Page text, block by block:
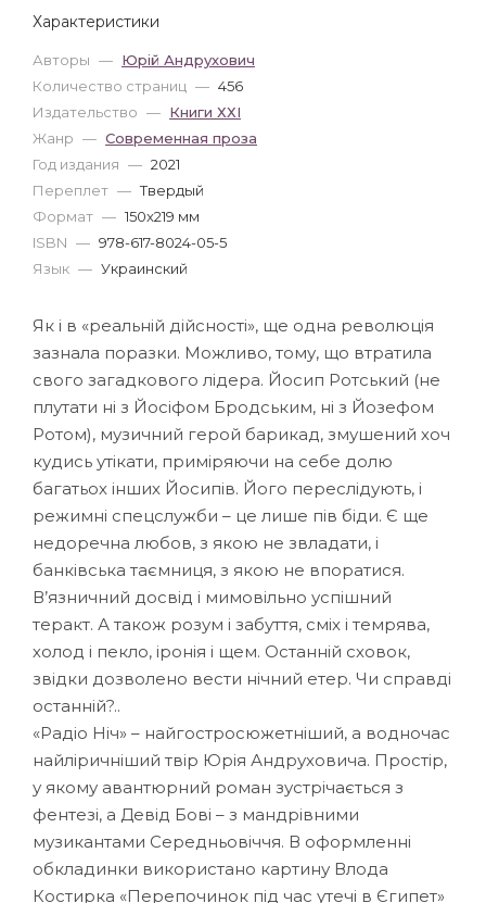
Характеристики
Авторы — Юрій Андрухович
Количество страниц — 456
Издательство — Книги ХХІ
Жанр — Современная проза
Год издания — 2021
Переплет — Твердый
Формат — 150x219 мм
ISBN — 978-617-8024-05-5
Язык — Украинский
Як і в «реальній дійсності», ще одна революція
зазнала поразки. Можливо, тому, що втратила
свого загадкового лідера. Йосип Ротський (не
плутати ні з Йосіфом Бродським, ні з Йозефом
Ротом), музичний герой барикад, змушений хоч
кудись утікати, приміряючи на себе долю
багатьох інших Йосипів. Його переслідують, і
режимні спецслужби – це лише пів біди. Є ще
недоречна любов, з якою не звладати, і
банківська таємниця, з якою не впоратися.
В’язничний досвід і мимовільно успішний
теракт. А також розум і забуття, сміх і темрява,
холод і пекло, іронія і щем. Останній сховок,
звідки дозволено вести нічний етер. Чи справді
останній?..
«Радіо Ніч» – найгостросюжетніший, а водночас
найліричніший твір Юрія Андруховича. Простір,
у якому авантюрний роман зустрічається з
фентезі, а Девід Бові – з мандрівними
музикантами Середньовіччя. В оформленні
обкладинки використано картину Влода
Костирка «Перепочинок під час утечі в Єгипет»